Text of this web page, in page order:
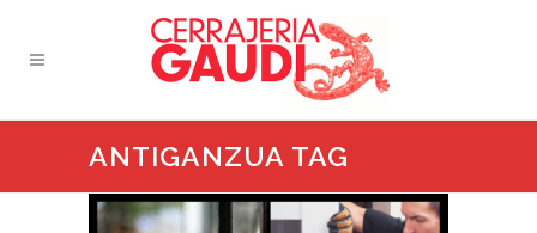
ANTIGANZUA TAG